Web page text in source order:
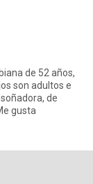
de 52 años,
son adultos e
de
gusta